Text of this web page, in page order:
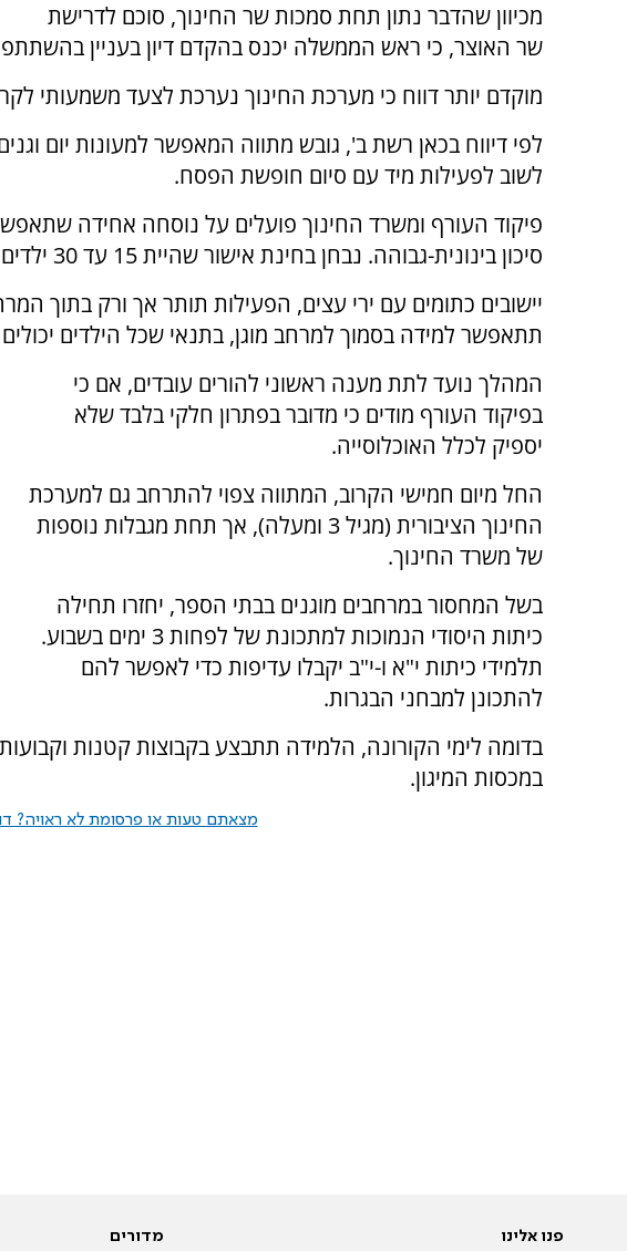
מכיוון שהדבר נתון תחת סמכות שר החינוך, סוכם לדרישת
שר האוצר, כי ראש הממשלה יכנס בהקדם דיון בעניין
מוקדם יותר דווח כי מערכת החינוך נערכת לצעד משמעותי
לפי דיווח בכאן רשת ב', גובש מתווה המאפשר למעונות יום
לשוב לפעילות מיד עם סיום חופשת הפסח.
פיקוד העורף ומשרד החינוך פועלים על נוסחה אחידה
סיכון בינונית-גבוהה. נבחן בחינת אישור שהיית 15 עד 30 ילדים בתוך מרחב מוגן תקני, בליווי מבוגר.
יישובים כתומים עם ירי עצים, הפעילות תותר אך ורק בתוך
תתאפשר למידה בסמוך למרחב מוגן, בתנאי שכל הילדים יכולים
המהלך נועד לתת מענה ראשוני להורים עובדים, אם כי
בפיקוד העורף מודים כי מדובר בפתרון חלקי בלבד שלא
יספיק לכלל האוכלוסייה.
החל מיום חמישי הקרוב, המתווה צפוי להתרחב גם למערכת
החינוך הציבורית (מגיל 3 ומעלה), אך תחת מגבלות נוספות
של משרד החינוך.
בשל המחסור במרחבים מוגנים בבתי הספר, יחזרו תחילה
כיתות היסודי הנמוכות למתכונת של לפחות 3 ימים בשבוע.
תלמידי כיתות י"א ו-י"ב יקבלו עדיפות כדי לאפשר להם
להתכונן למבחני הבגרות.
בדומה לימי הקורונה, הלמידה תתבצע בקבוצות קטנות
במכסות המיגון.
מצאתם טעות או פרסומת לא ראויה?
פנו אלינו מדורים